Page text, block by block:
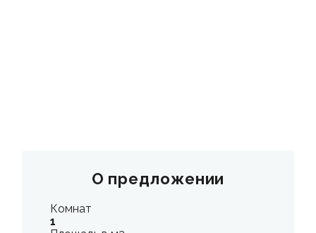
О предложении
Комнат
1